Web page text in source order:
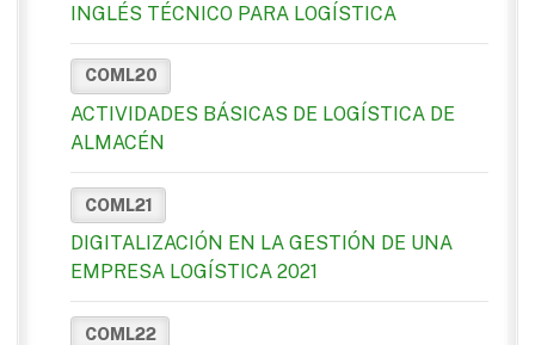
INGLÉS TÉCNICO PARA LOGÍSTICA
COML20
ACTIVIDADES BÁSICAS DE LOGÍSTICA DE
ALMACÉN
COML21
DIGITALIZACIÓN EN LA GESTIÓN DE UNA
EMPRESA LOGÍSTICA 2021
COML22